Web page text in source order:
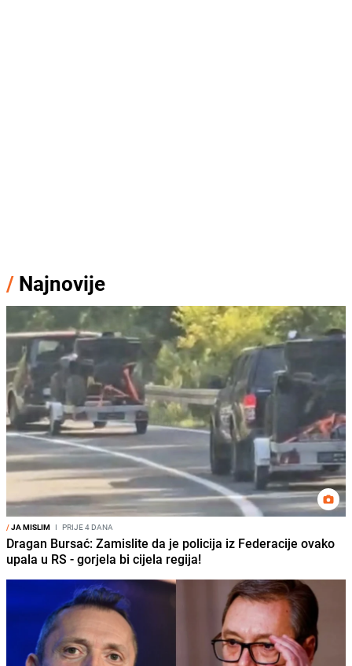
/ Najnovije
/JA MISLIM I PRIJE 4 DANA
Dragan Bursać: Zamislite da je policija iz Federacije ovako
upala u RS - gorjela bi cijela regija!